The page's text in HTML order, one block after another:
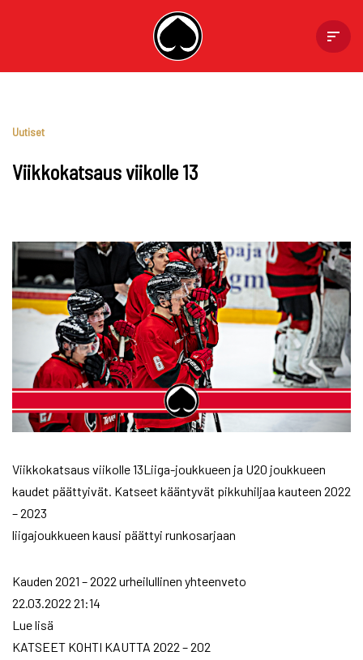
Viikkokatsaus viikolle 13
Uutiset
Viikkokatsaus viikolle 13Liiga-joukkueen ja U20 joukkueen
kaudet päättyivät. Katseet kääntyvät pikkuhiljaa kauteen 2022
– 2023
liigajoukkueen kausi päättyi runkosarjaan
Kauden 2021 – 2022 urheilullinen yhteenveto
22.03.2022 21:14
Lue lisä
KATSEET KOHTI KAUTTA 2022 – 202